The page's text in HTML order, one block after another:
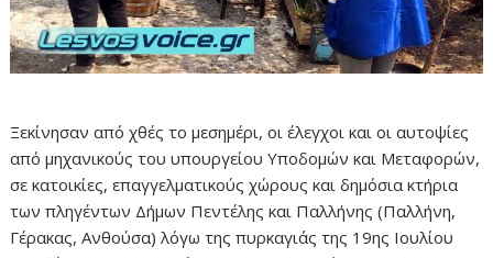
Ξεκίνησαν από χθές το μεσημέρι, οι έλεγχοι και οι αυτοψίες
από μηχανικούς του υπουργείου Υποδομών και Μεταφορών,
σε κατοικίες, επαγγελματικούς χώρους και δημόσια κτήρια
των πληγέντων Δήμων Πεντέλης και Παλλήνης (Παλλήνη,
Γέρακας, Ανθούσα) λόγω της πυρκαγιάς της 19ης Ιουλίου